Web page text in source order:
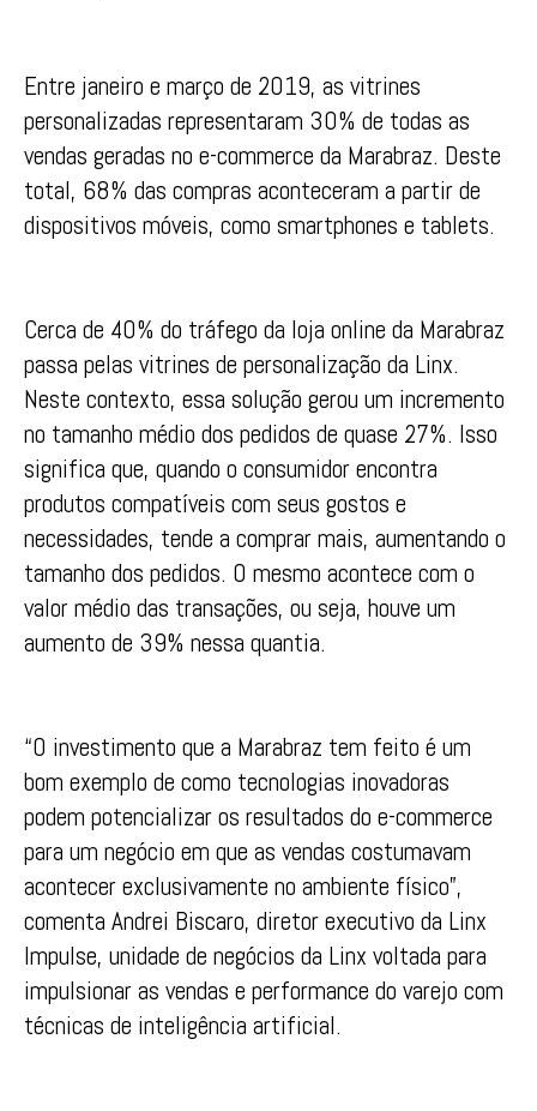
Entre janeiro e março de 2019, as vitrines
personalizadas representaram 30% de todas as
vendas geradas no e-commerce da Marabraz. Deste
total, 68% das compras aconteceram a partir de
dispositivos móveis, como smartphones e tablets.
Cerca de 40% do tráfego da loja online da Marabraz
passa pelas vitrines de personalização da Linx.
Neste contexto, essa solução gerou um incremento
no tamanho médio dos pedidos de quase 27%. Isso
significa que, quando o consumidor encontra
produtos compatíveis com seus gostos e
necessidades, tende a comprar mais, aumentando o
tamanho dos pedidos. O mesmo acontece com o
valor médio das transações, ou seja, houve um
aumento de 39% nessa quantia.
“O investimento que a Marabraz tem feito é um
bom exemplo de como tecnologias inovadoras
podem potencializar os resultados do e-commerce
para um negócio em que as vendas costumavam
acontecer exclusivamente no ambiente físico”,
comenta Andrei Biscaro, diretor executivo da Linx
Impulse, unidade de negócios da Linx voltada para
impulsionar as vendas e performance do varejo com
técnicas de inteligência artificial.